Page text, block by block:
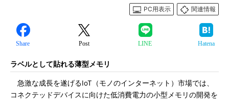
PC用表示
関連情報
Share Post LINE Hatena
ラベルとして貼れる薄型メモリ
急激な成長を遂げるIoT（モノのインターネット）市場では、
コネクテッドデバイスに向けた低消費電力の小型メモリの開発を